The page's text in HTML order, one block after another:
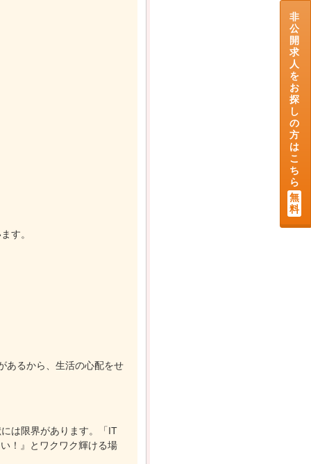
す。
あるから、生活の心配をせ
は限界があります。「IT
！』とワクワク輝ける場
非
公
開
求
人
を
お
探
し
の
方
は
こ
ち
ら
無
料